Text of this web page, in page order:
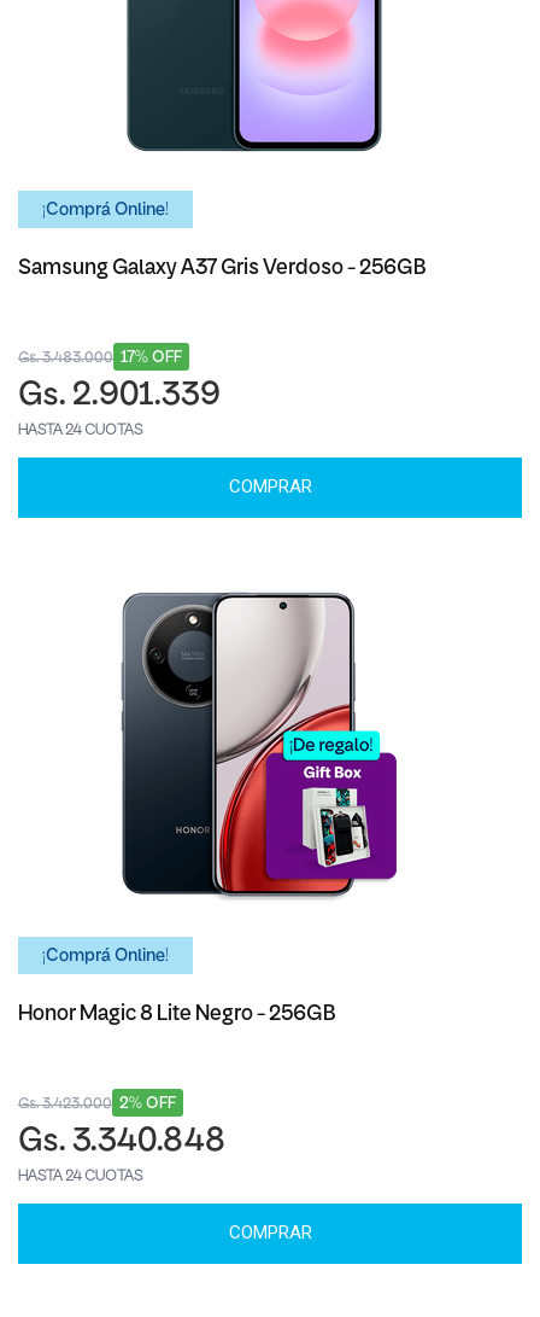
¡Comprá Online!
Samsung Galaxy A37 Gris Verdoso - 256GB
17% OFF
Gs. 3.483.000
Gs. 2.901.339
HASTA 24 CUOTAS
COMPRAR
¡Comprá Online!
Honor Magic 8 Lite Negro - 256GB
2% OFF
Gs. 3.423.000
Gs. 3.340.848
HASTA 24 CUOTAS
COMPRAR